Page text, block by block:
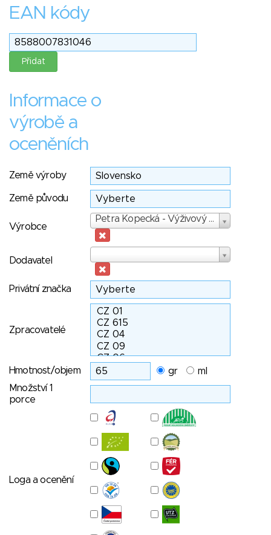
EAN kódy
Informace o
výrobě a
oceněních
Země výroby
Země původu
Výrobce
Petra Kopecká - Výživový specialista
Výrobce
Dodavatel
Privátní značka
Zpracovatelé
Hmotnost/objem gr
ml
Množství 1
porce
Loga a ocenění